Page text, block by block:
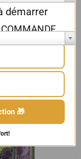
LIQUIDE
démarrer
🎁